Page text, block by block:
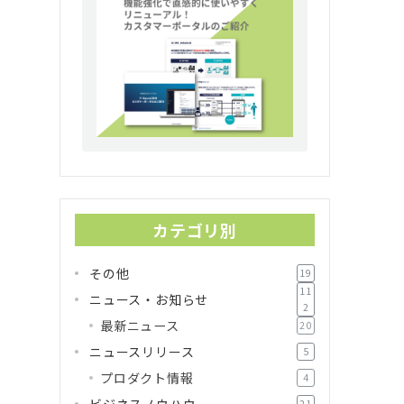
カテゴリ別
その他 19
ニュース・お知らせ
11
2
最新ニュース 20
ニュースリリース 5
プロダクト情報 4